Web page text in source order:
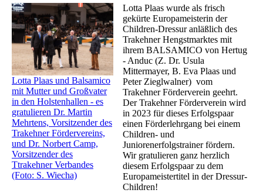
Lotta Plaas und Balsamico
mit Mutter und Großvater
in den Holstenhallen - es
gratulieren Dr. Martin
Mehrtens, Vorsitzender des
Trakehner Fördervereins,
und Dr. Norbert Camp,
Vorsitzender des
Ttrakehner Verbandes
(Foto: S. Wiecha)
Lotta Plaas wurde als frisch
gekürte Europameisterin der
Children-Dressur anläßlich des
Trakehner Hengstmarktes mit
ihrem BALSAMICO von Hertug
- Anduc (Z. Dr. Usula
Mittermayer, B. Eva Plaas und
Peter Zieglwalner) vom
Trakehner Förderverein geehrt.
Der Trakehner Förderverein wird
in 2023 für dieses Erfolgspaar
einen Förderlehrgang bei einem
Children- und
Juniorenerfolgstrainer fördern.
Wir gratulieren ganz herzlich
diesem Erfolgspaar zu dem
Europameistertitel in der Dressur-
Children!